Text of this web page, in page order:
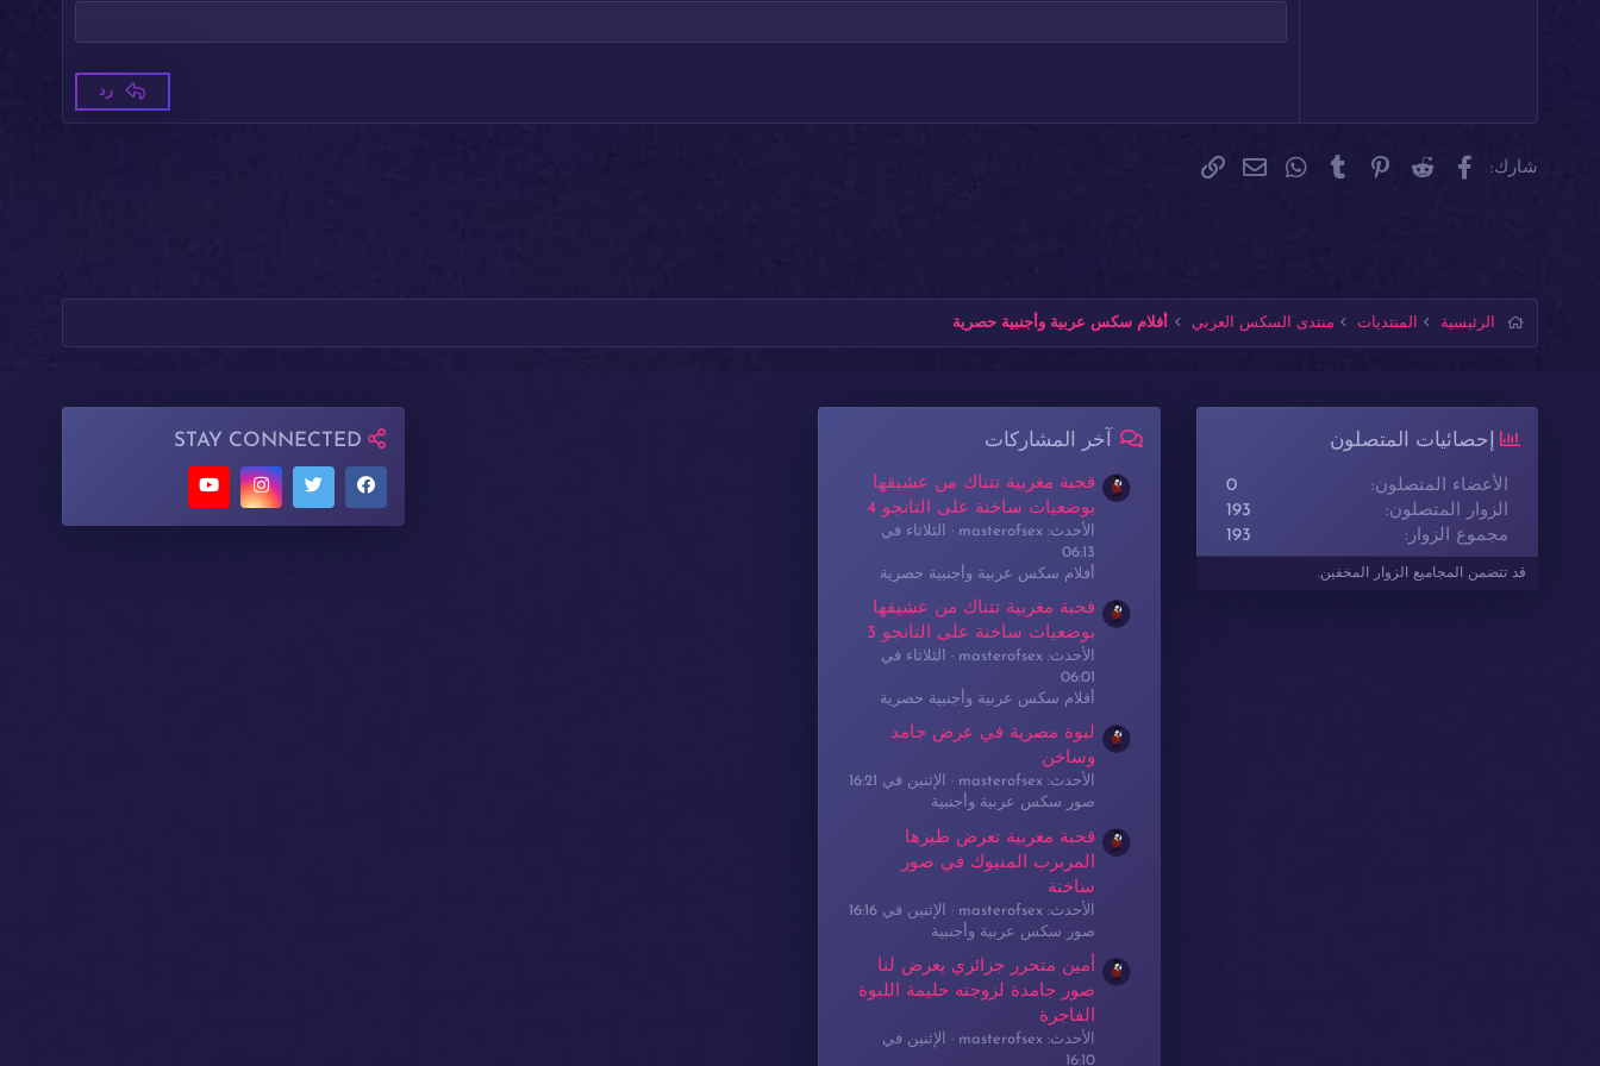
Times New Roman
شارك: فيسبوكReddit
Pinterest
Tumblr
WhatsAppالبريد الإلكتروني
الرئيسية المنتديات منتدى السكس العربي أفلام سكس عربية وأجنبية حصرية
إحصائيات المتصلون
الأعضاء المتصلون
0
الزوار المتصلون
193
مجموع الزوار
193
قد تتضمن المجاميع الزوار المخفين.
آخر المشاركات
قحبة مغربية تتناك من عشيقها
بوضعيات ساخنة على التانجو 4
الأحدث: masterofsex
الثلاثاء في
06:13
أفلام سكس عربية وأجنبية حصرية
قحبة مغربية تتناك من عشيقها
بوضعيات ساخنة على التانجو 3
الأحدث: masterofsex
الثلاثاء في
06:01
أفلام سكس عربية وأجنبية حصرية
لبوة مصرية في عرض جامد
وساخن
الأحدث: masterofsex
الإثنين في 16:21
صور سكس عربية وأجنبية
قحبة مغربية تعرض طيزها
المربرب المنيوك في صور
ساخنة
الأحدث: masterofsex
الإثنين في 16:16
صور سكس عربية وأجنبية
أمين متحرر جزائري يعرض لنا
صور جامدة لزوجته حليمة اللبوة
الفاجرة
الأحدث: masterofsex
الإثنين في
16:10
STAY CONNECTED